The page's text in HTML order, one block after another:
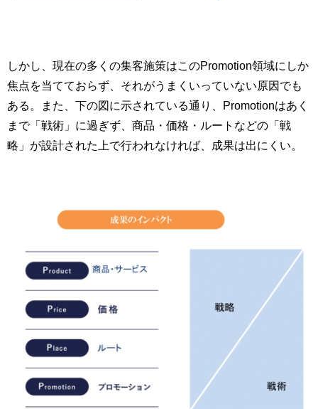
しかし、現在の多くの集客施策はこのPromotion領域にしか
焦点を当てておらず、それがうまくいっていない原因でも
ある。また、下の図に示されている通り、Promotionはあく
まで「戦術」に過ぎず、商品・価格・ルートなどの「戦
略」が設計された上で行われなければ、成果は出にくい。